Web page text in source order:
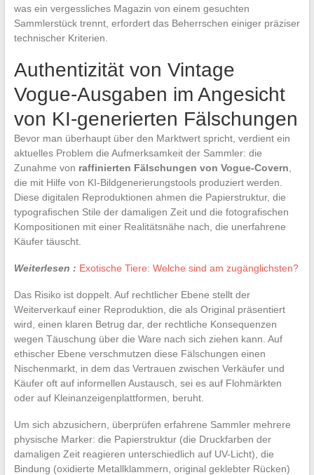
was ein vergessliches Magazin von einem gesuchten
Sammlerstück trennt, erfordert das Beherrschen einiger präziser
technischer Kriterien.
Authentizität von Vintage
Vogue-Ausgaben im Angesicht
von KI-generierten Fälschungen
Bevor man überhaupt über den Marktwert spricht, verdient ein
aktuelles Problem die Aufmerksamkeit der Sammler: die
Zunahme von raffinierten Fälschungen von Vogue-Covern
die mit Hilfe von KI-Bildgenerierungstools produziert werden.
Diese digitalen Reproduktionen ahmen die Papierstruktur, die
typografischen Stile der damaligen Zeit und die fotografischen
Kompositionen mit einer Realitätsnähe nach, die unerfahrene
Käufer täuscht.
Weiterlesen : Exotische Tiere: Welche sind am zugänglichsten?
Das Risiko ist doppelt. Auf rechtlicher Ebene stellt der
Weiterverkauf einer Reproduktion, die als Original präsentiert
wird, einen klaren Betrug dar, der rechtliche Konsequenzen
wegen Täuschung über die Ware nach sich ziehen kann. Auf
ethischer Ebene verschmutzen diese Fälschungen einen
Nischenmarkt, in dem das Vertrauen zwischen Verkäufer und
Käufer oft auf informellen Austausch, sei es auf Flohmärkten
oder auf Kleinanzeigenplattformen, beruht.
Um sich abzusichern, überprüfen erfahrene Sammler mehrere
physische Marker: die Papierstruktur (die Druckfarben der
damaligen Zeit reagieren unterschiedlich auf UV-Licht), die
Bindung (oxidierte Metallklammern, original geklebter Rücken)